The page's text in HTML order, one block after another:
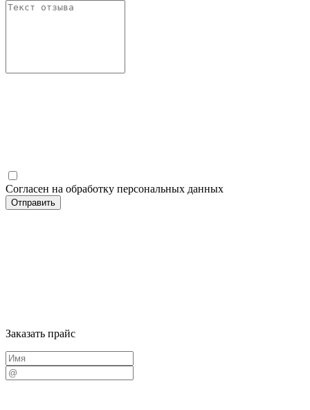
Согласен на обработку персональных данных
Заказать прайс